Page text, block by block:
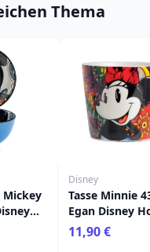
Thema
Mickey
Disney
Tasse Minnie
Egan Disney
11,90 €